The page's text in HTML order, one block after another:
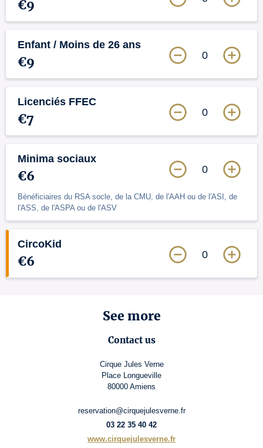
€9
Enfant / Moins de 26 ans
€9 0
Licenciés FFEC
€7 0
Minima sociaux
€6
Bénéficiaires du RSA socle, de la CMU, de l'AAH ou de l'ASI, de
l'ASS, de l'ASPA ou de l'ASV
0
CircoKid
€6 0
See more
Contact us
Cirque Jules Verne
Place Longueville
80000 Amiens
reservation@cirquejulesverne.fr
03 22 35 40 42
www.cirquejulesverne.fr